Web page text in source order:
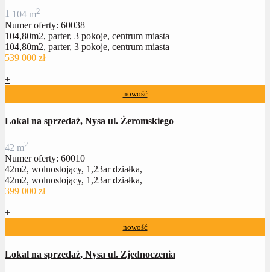
1 104 m2
Numer oferty: 60038
104,80m2, parter, 3 pokoje, centrum miasta
104,80m2, parter, 3 pokoje, centrum miasta
539 000 zł
+
nowość
Lokal na sprzedaż, Nysa ul. Żeromskiego
42 m2
Numer oferty: 60010
42m2, wolnostojący, 1,23ar działka,
42m2, wolnostojący, 1,23ar działka,
399 000 zł
+
nowość
Lokal na sprzedaż, Nysa ul. Zjednoczenia